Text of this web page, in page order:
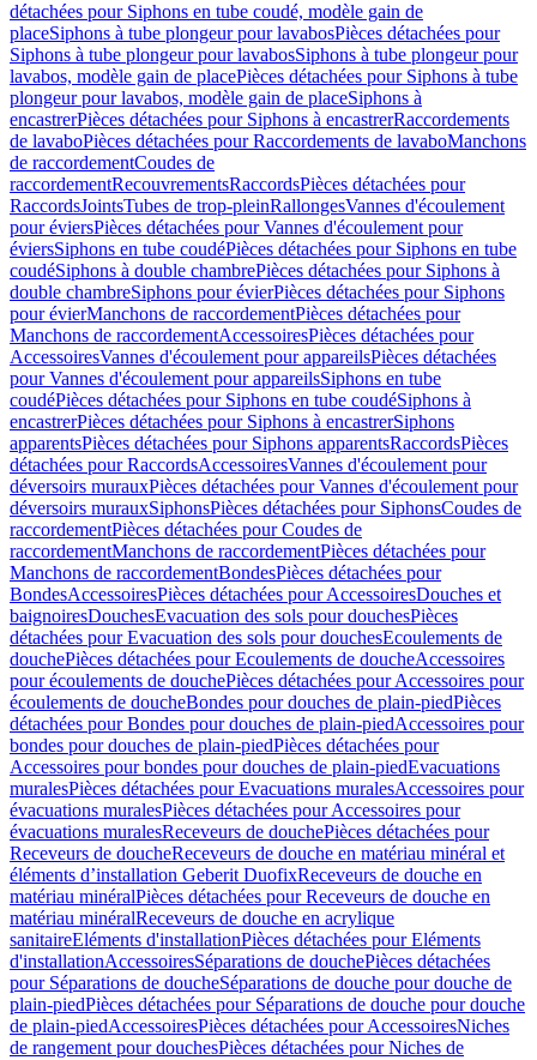
détachées pour Siphons en tube coudé, modèle gain de
placeSiphons à tube plongeur pour lavabosPièces détachées pour
Siphons à tube plongeur pour lavabosSiphons à tube plongeur pour
lavabos, modèle gain de placePièces détachées pour Siphons à tube
plongeur pour lavabos, modèle gain de placeSiphons à
encastrerPièces détachées pour Siphons à encastrerRaccordements
de lavaboPièces détachées pour Raccordements de lavaboManchons
de raccordementCoudes de
raccordementRecouvrementsRaccordsPièces détachées pour
RaccordsJointsTubes de trop-pleinRallongesVannes d'écoulement
pour éviersPièces détachées pour Vannes d'écoulement pour
éviersSiphons en tube coudéPièces détachées pour Siphons en tube
coudéSiphons à double chambrePièces détachées pour Siphons à
double chambreSiphons pour évierPièces détachées pour Siphons
pour évierManchons de raccordementPièces détachées pour
Manchons de raccordementAccessoiresPièces détachées pour
AccessoiresVannes d'écoulement pour appareilsPièces détachées
pour Vannes d'écoulement pour appareilsSiphons en tube
coudéPièces détachées pour Siphons en tube coudéSiphons à
encastrerPièces détachées pour Siphons à encastrerSiphons
apparentsPièces détachées pour Siphons apparentsRaccordsPièces
détachées pour RaccordsAccessoiresVannes d'écoulement pour
déversoirs murauxPièces détachées pour Vannes d'écoulement pour
déversoirs murauxSiphonsPièces détachées pour SiphonsCoudes de
raccordementPièces détachées pour Coudes de
raccordementManchons de raccordementPièces détachées pour
Manchons de raccordementBondesPièces détachées pour
BondesAccessoiresPièces détachées pour AccessoiresDouches et
baignoiresDouchesEvacuation des sols pour douchesPièces
détachées pour Evacuation des sols pour douchesEcoulements de
douchePièces détachées pour Ecoulements de doucheAccessoires
pour écoulements de douchePièces détachées pour Accessoires pour
écoulements de doucheBondes pour douches de plain-piedPièces
détachées pour Bondes pour douches de plain-piedAccessoires pour
bondes pour douches de plain-piedPièces détachées pour
Accessoires pour bondes pour douches de plain-piedEvacuations
muralesPièces détachées pour Evacuations muralesAccessoires pour
évacuations muralesPièces détachées pour Accessoires pour
évacuations muralesReceveurs de douchePièces détachées pour
Receveurs de doucheReceveurs de douche en matériau minéral et
éléments d’installation Geberit DuofixReceveurs de douche en
matériau minéralPièces détachées pour Receveurs de douche en
matériau minéralReceveurs de douche en acrylique
sanitaireEléments d'installationPièces détachées pour Eléments
d'installationAccessoiresSéparations de douchePièces détachées
pour Séparations de doucheSéparations de douche pour douche de
plain-piedPièces détachées pour Séparations de douche pour douche
de plain-piedAccessoiresPièces détachées pour AccessoiresNiches
de rangement pour douchesPièces détachées pour Niches de